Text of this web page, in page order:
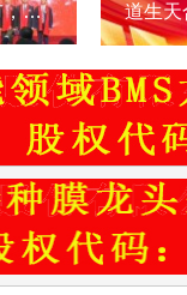
新广益电子今日创业板上市，打破外资特种膜垄断，市占率第一